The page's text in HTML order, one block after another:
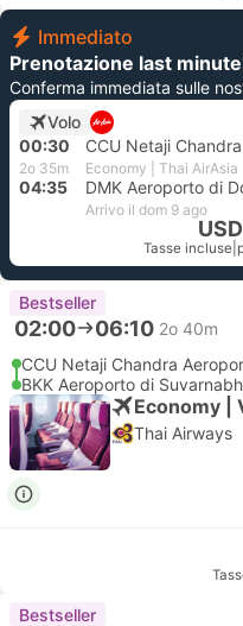
Immediato
Prenotazione last
Conferma immediata sulle
Volo
00:30
2o 35m Economy | Thai AirAsia
04:35
Arrivo il dom 9 ago
Tasse incluse
Bestseller
02:00 06:10 2o 40m
CCU Netaji Chandra
BKK Aeroporto di
Economy |
Thai Airways
Bestseller